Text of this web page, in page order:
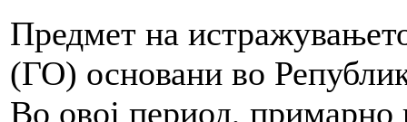
Предмет на
(ГО) основани во
Во овој период, примарно